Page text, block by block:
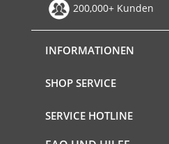
200,000+ Kunden
INFORMATIONEN
SHOP SERVICE
SERVICE HOTLINE